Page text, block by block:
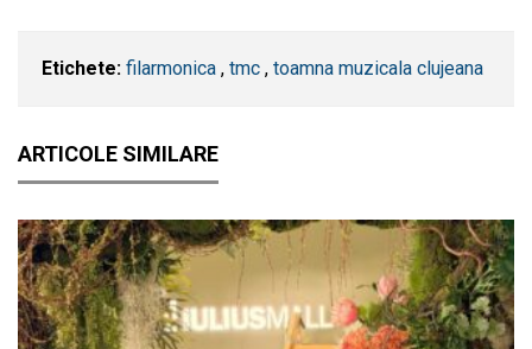
Etichete: filarmonica , tmc , toamna muzicala clujeana
ARTICOLE SIMILARE